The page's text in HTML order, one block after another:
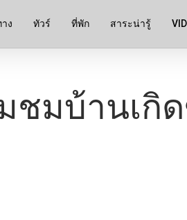
ง ทัวร์ ที่พัก สาระน่ารู้
ชมบ้านเกิ